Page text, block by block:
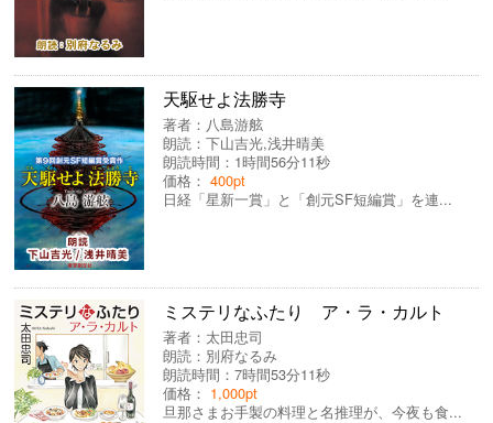
天駆せよ法勝寺
著者： 八島游舷
朗読：下山吉光,浅井晴美
朗読時間：1時間56分11秒
価格：400pt
日経「星新一賞」と「創元SF短編賞」を連...
ミステリなふたり ア・ラ・カルト
著者： 太田忠司
朗読： 別府なるみ
朗読時間：7時間53分11秒
価格： 1,000pt
旦那さまお手製の料理と名推理が、今夜も食...